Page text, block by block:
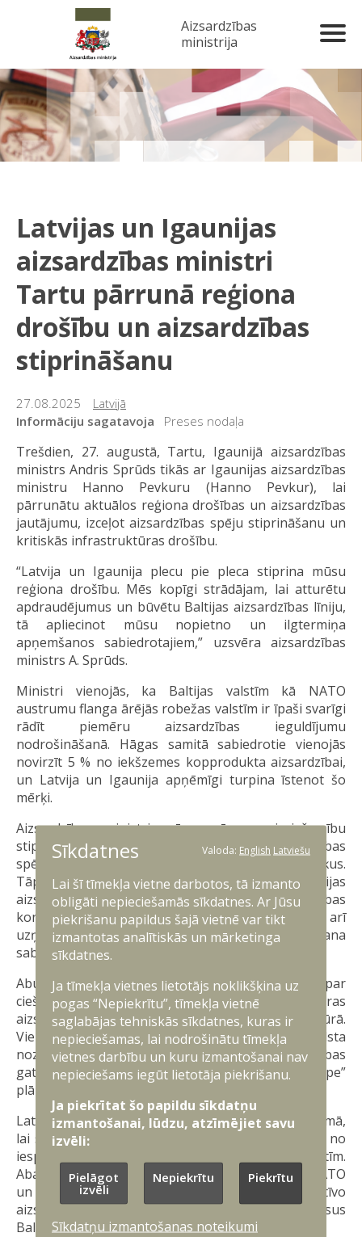
Aizsardzības
ministrija
Latvijas un Igaunijas
aizsardzības ministri
Tartu pārrunā reģiona
drošību un aizsardzības
stiprināšanu
27.08.2025
Latvijā
Informāciju sagatavoja
Preses nodaļa
Trešdien, 27. augustā, Tartu, Igaunijā aizsardzības
ministrs Andris Sprūds tikās ar Igaunijas aizsardzības
ministru Hanno Pevkuru (Hanno Pevkur), lai
pārrunātu aktuālos reģiona drošības un aizsardzības
jautājumu, izceļot aizsardzības spēju stiprināšanu un
kritiskās infrastruktūras drošību.
“Latvija un Igaunija plecu pie pleca stiprina mūsu
reģiona drošību. Mēs kopīgi strādājam, lai atturētu
apdraudējumus un būvētu Baltijas aizsardzības līniju,
tā apliecinot mūsu nopietno un ilgtermiņa
apņemšanos sabiedrotajiem,” uzsvēra aizsardzības
ministrs A. Sprūds.
Ministri vienojās, ka Baltijas valstīm kā NATO
austrumu flanga ārējās robežas valstīm ir īpaši svarīgi
rādīt piemēru aizsardzības ieguldījumu
nodrošināšanā. Hāgas samitā sabiedrotie vienojās
novirzīt 5 % no iekšzemes kopprodukta aizsardzībai,
un Latvija un Igaunija apņēmīgi turpina īstenot šo
mērķi.
Aizsardzības ministri arī uzsvēra nepieciešamību
stiprināt individuālās un kolektīvās aizsardzības
spējas, kā arī pilnībā izpildīt NATO spēju mērķus.
Tāpat amatpersonas apņēmās ieviest Baltijas
aizsardzības līniju, kas ir būtiska NATO aizsardzības
koncepcijas īstenošanai. Sarunās tika uzsvērta arī
uzņemošās valsts atbalsta nodrošināšana
sabiedrotajiem.
Abu valstu aizsardzības ministri vienojās arī par
ciešāku sadarbību kritiskās infrastruktūras
aizsardzībā gan uz sauszemes, gan Baltijas jūrā.
Vienlaikus tika akcentēta Eiropas Savienības atbalsta
nozīme, īpaši, lai nodrošinātu Eiropas aizsardzības
gatavību līdz 2030. gadam, īstenojot “ReArm Europe”
plānu.
Latvija un Igaunija cieši sadarbojas aizsardzības jomā,
lai stiprinātu drošību reģionā un atturētu Krieviju no
iespējas īstenot militāru agresiju pret Baltijas valstīm.
Abas valstis regulāri koordinē savas pozīcijas NATO
un Eiropas Savienībā, lai veicinātu kolektīvo
aizsardzības spēju attīstību un novirzītu resursus
Baltijas reģiona drošībai.
Sīkdatnes Valoda: English Latviešu
Lai šī tīmekļa vietne darbotos, tā izmanto
obligāti nepieciešamās sīkdatnes. Ar Jūsu
piekrišanu papildus šajā vietnē var tikt
izmantotas analītiskās un mārketinga
sīkdatnes.
Ja tīmekļa vietnes lietotājs noklikšķina uz
pogas “Nepiekrītu”, tīmekļa vietnē
saglabājas tehniskās sīkdatnes, kuras ir
nepieciešamas, lai nodrošinātu tīmekļa
vietnes darbību un kuru izmantošanai nav
nepieciešams iegūt lietotāja piekrišanu.
Ja piekrītat šo papildu sīkdatņu
izmantošanai, lūdzu, atzīmējiet savu
izvēli:
Pielāgot
izvēli
Nepiekrītu Piekrītu
Sīkdatņu izmantošanas noteikumi